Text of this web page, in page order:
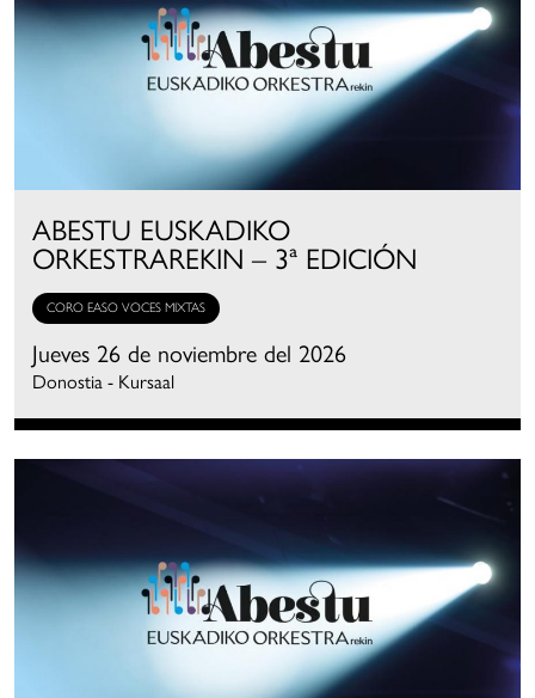
ABESTU EUSKADIKO
ORKESTRAREKIN – 3ª EDICIÓN
CORO EASO VOCES MIXTAS
Jueves 26 de noviembre del 2026
Donostia - Kursaal